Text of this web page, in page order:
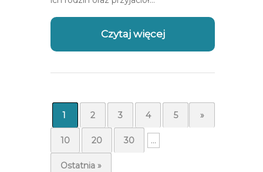
Czytaj więcej
1 2 3 4 5
10 20 30 ...
»
Ostatnia »